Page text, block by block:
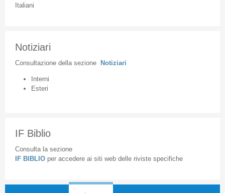
Italiani
Notiziari
Consultazione della sezione Notiziari
Interni
Esteri
IF Biblio
Consulta la sezione
IF BIBLIO per accedere ai siti web delle riviste specifiche